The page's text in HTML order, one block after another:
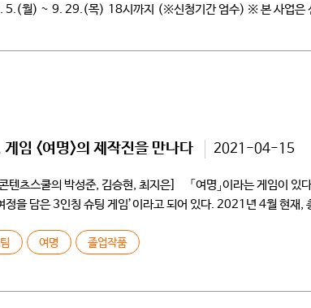
월) ~ 9. 29.(목) 18시까지 (※신청기간 엄수) ※ 본 사업은 신
임 <여명>의 제작진을 만나다 2021-04-15
텐츠스쿨의 박성준, 김승현, 최지은] 「여명」이라는 게임이
정을 담은 3인칭 슈팅 게임’이라고 되어 있다. 2021년 4월 현
여명 졸업작품